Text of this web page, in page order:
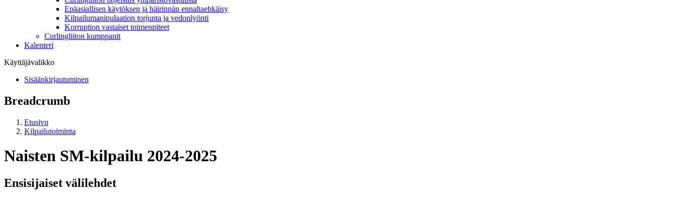
Epäasiallisen käytöksen ja häirinnän ennaltaehkäisy
Kilpailumanipulaation torjunta ja vedonlyönti
Korruption vastaiset toimenpiteet
Curlingliiton kumppanit
Kalenteri
Käyttäjävalikko
Sisäänkirjautuminen
Breadcrumb
Etusivu
Kilpailutoiminta
Naisten SM-kilpailu 2024-2025
Ensisijaiset välilehdet